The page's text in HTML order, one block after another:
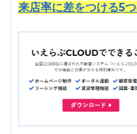
来店率に差をつける5